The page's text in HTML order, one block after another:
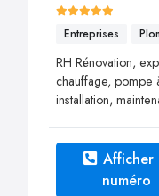
Entreprises
RH Rénovation,
chauffage, pompe
installation,
Afficher
numéro